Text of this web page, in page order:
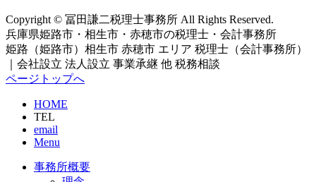
Copyright © 冨田謙二税理士事務所 All Rights Reserved.
兵庫県姫路市・相生市・赤穂市の税理士・会計事務所
姫路（姫路市）相生市 赤穂市 エリア 税理士（会計事務所）
｜会社設立 法人設立 事業承継 他 税務相談
ページトップへ
HOME
TEL
email
Menu
事務所概要